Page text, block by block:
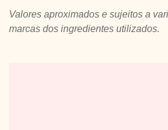
Valores aproximados e sujeitos a
marcas dos ingredientes utilizados.